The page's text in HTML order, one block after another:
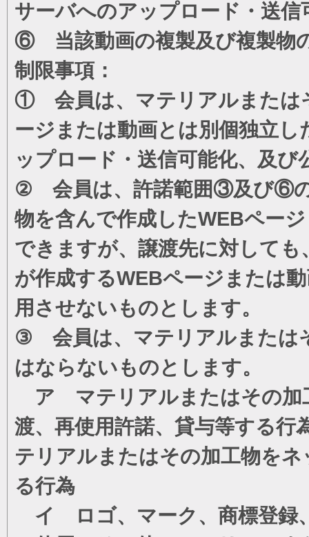
サーバへのアップロード・送信
⑥ 当該動画の複製及び複製物
制限事項：
① 会員は、マテリアルまたは
ージまたは動画とは別個独立
ップロード・送信可能化、及
② 会員は、許諾範囲③及び⑥の
物を含んで作成したWEBペー
できますが、譲渡先に対して
が作成するWEBページまたは
用させないものとします。
③ 会員は、マテリアルまたは
はならないものとします。
ア マテリアルまたはその加
渡、再使用許諾、貸与等する行
テリアルまたはその加工物を
る行為
イ ロゴ、マーク、商標登録